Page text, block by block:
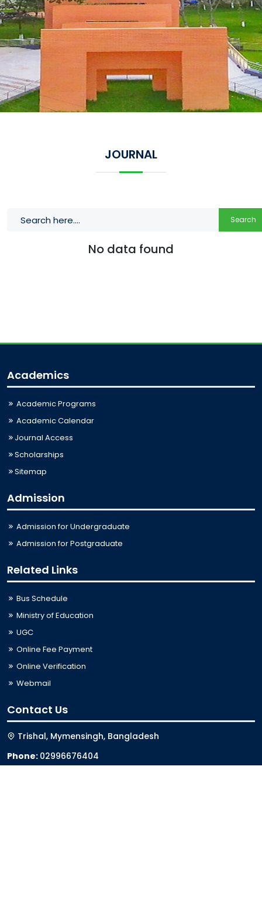
JOURNAL
Search
No data found
Academics
Academic Programs
Academic Calendar
Journal Access
Scholarships
Sitemap
Admission
Admission for Undergraduate
Admission for Postgraduate
Related Links
Bus Schedule
Ministry of Education
UGC
Online Fee Payment
Online Verification
Webmail
Contact Us
Trishal, Mymensingh, Bangladesh
Phone: 02996676404